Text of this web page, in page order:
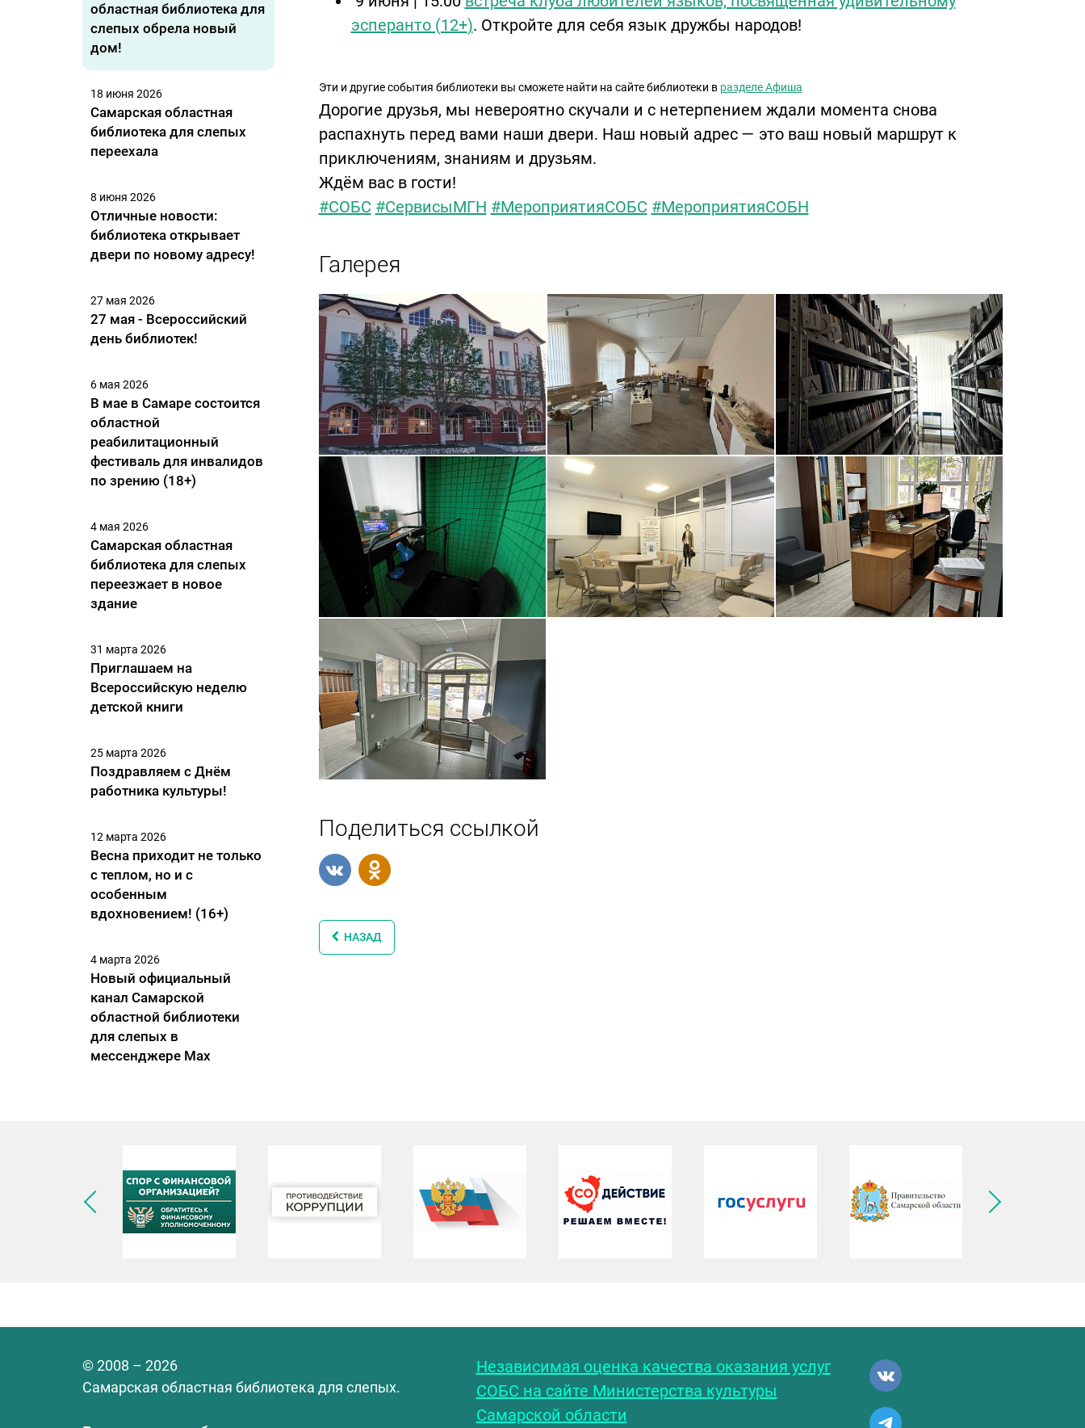
областная библиотека для
слепых обрела новый
дом!
18 июня 2026
Самарская областная
библиотека для слепых
переехала
8 июня 2026
Отличные новости:
библиотека открывает
двери по новому адресу!
27 мая 2026
27 мая - Всероссийский
день библиотек!
6 мая 2026
В мае в Самаре состоится
областной
реабилитационный
фестиваль для инвалидов
по зрению (18+)
4 мая 2026
Самарская областная
библиотека для слепых
переезжает в новое
здание
31 марта 2026
Приглашаем на
Всероссийскую неделю
детской книги
25 марта 2026
Поздравляем с Днём
работника культуры!
12 марта 2026
Весна приходит не только
с теплом, но и с
особенным
вдохновением! (16+)
4 марта 2026
Новый официальный
канал Самарской
областной библиотеки
для слепых в
мессенджере Max
эсперанто (12+). Откройте для себя язык дружбы народов!
Эти и другие события библиотеки вы сможете найти на сайте библиотеки в разделе Афиша
Дорогие друзья, мы невероятно скучали и с нетерпением ждали момента снова
распахнуть перед вами наши двери. Наш новый адрес — это ваш новый маршрут к
приключениям, знаниям и друзьям.
Ждём вас в гости!
#СОБС #СервисыМГН #МероприятияСОБС #МероприятияСОБН
Галерея
Поделиться ссылкой
НАЗАД
Следующее изображение
© 2008 – 2026
Самарская областная библиотека для слепых.
Независимая оценка качества оказания услуг
СОБС на сайте Министерства культуры
Самарской области